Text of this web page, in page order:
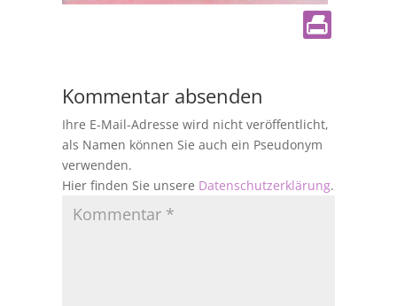
Kommentar absenden
Ihre E-Mail-Adresse wird nicht veröffentlicht,
als Namen können Sie auch ein Pseudonym
verwenden.
Hier finden Sie unsere Datenschutzerklärung.